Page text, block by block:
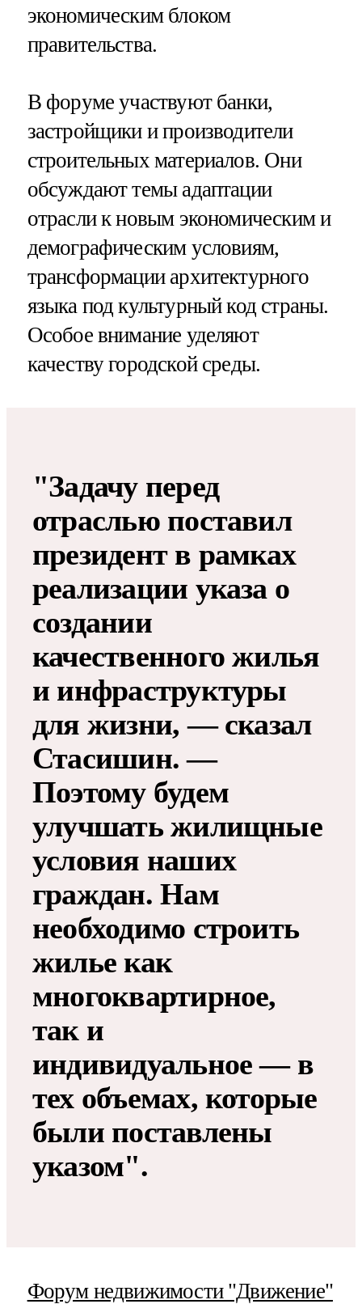
экономическим блоком
правительства.
В форуме участвуют банки,
застройщики и производители
строительных материалов. Они
обсуждают темы адаптации
отрасли к новым экономическим и
демографическим условиям,
трансформации архитектурного
языка под культурный код страны.
Особое внимание уделяют
качеству городской среды.
"Задачу перед
отраслью поставил
президент в рамках
реализации указа о
создании
качественного жилья
и инфраструктуры
для жизни, — сказал
Стасишин. —
Поэтому будем
улучшать жилищные
условия наших
граждан. Нам
необходимо строить
жилье как
многоквартирное,
так и
индивидуальное — в
тех объемах, которые
были поставлены
указом".
Форум недвижимости "Движение"